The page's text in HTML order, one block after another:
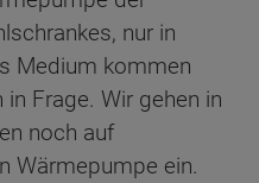
nur in
Medium kommen
Frage. Wir gehen in
noch auf
Wärmepumpe ein.